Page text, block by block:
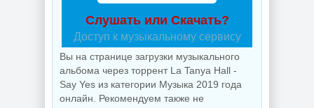
Слушать или Скачать?
Доступ к музыкальному сервису
Вы на странице загрузки музыкального
альбома через торрент La Tanya Hall -
Say Yes из категории Музыка 2019 года
онлайн. Рекомендуем также не